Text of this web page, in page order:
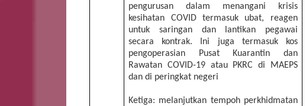
pengurusan dalam menangani krisis
kesihatan COVID termasuk ubat, reagen
untuk saringan dan lantikan pegawai
secara kontrak. Ini juga termasuk kos
pengoperasian Pusat Kuarantin dan
Rawatan COVID-19 atau PKRC di MAEPS
dan di peringkat negeri
Ketiga: melanjutkan tempoh perkhidmatan